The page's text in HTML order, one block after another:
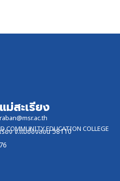
สะเรียง
COMMUNITY EDUCATION COLLEGE
รียง จ.แม่ฮ่องสอน 58110